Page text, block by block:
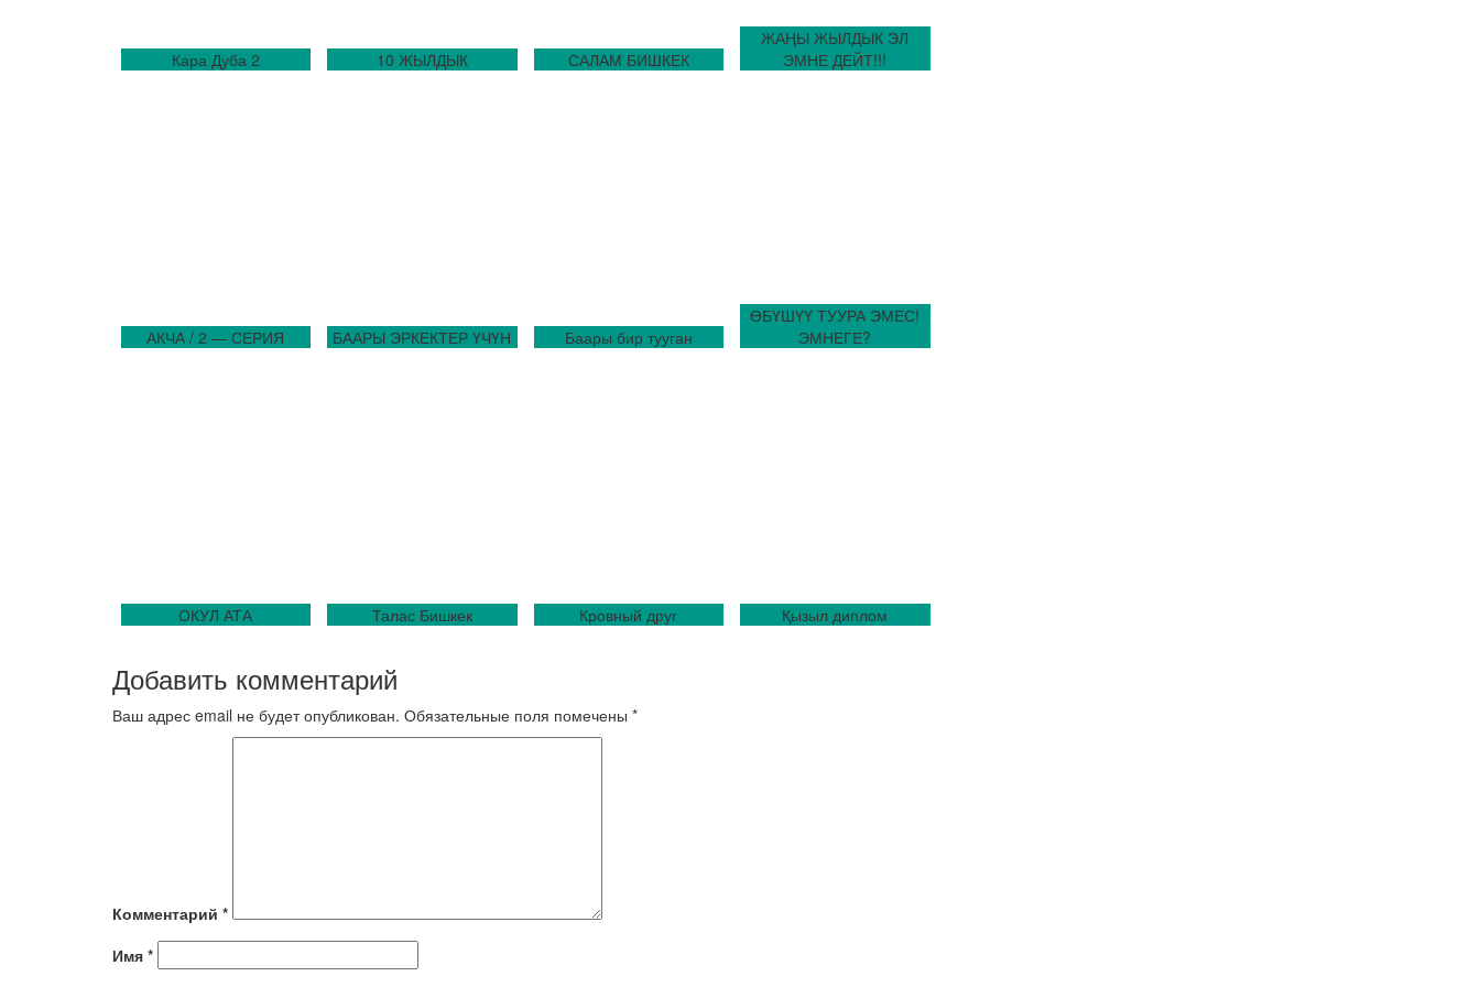
Кара Дуба 2 10 ЖЫЛДЫК САЛАМ БИШКЕК
ЖАҢЫ ЖЫЛДЫК ЭЛ
ЭМНЕ ДЕЙТ!!!
АКЧА / 2 — СЕРИЯ БААРЫ ЭРКЕКТЕР ҮЧҮН Баары бир тууган
ӨБҮШҮҮ ТУУРА ЭМЕС!
ЭМНЕГЕ?
ОКУЛ АТА Талас Бишкек Кровный друг Қызыл диплом
Добавить комментарий
Ваш адрес email не будет опубликован. Обязательные поля помечены *
Комментарий *
Имя *